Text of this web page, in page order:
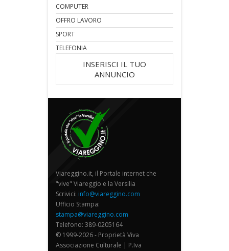
COMPUTER
OFFRO LAVORO
SPORT
TELEFONIA
INSERISCI IL TUO
ANNUNCIO
Viareggino.it, il Portale internet che
"vive" Viareggio e la Versilia
Scrivici: info@viareggino.com
Ufficio Stampa:
stampa@viareggino.com
Telefono: 389-0205164
© 1999-2026 - Proprietà Viva
Associazione Culturale | P.Iva